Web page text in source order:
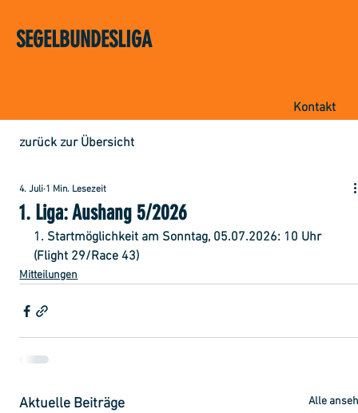
SEGELBUNDESLIGA
Kontakt
1. Liga: Aushang 5/2026
4. Juli 1 Min. Lesezeit
1. Startmöglichkeit am Sonntag, 05.07.2026: 10 Uhr
(Flight 29/Race 43)
Mitteilungen
Aktuelle Beiträge Alle
zurück zur Übersicht